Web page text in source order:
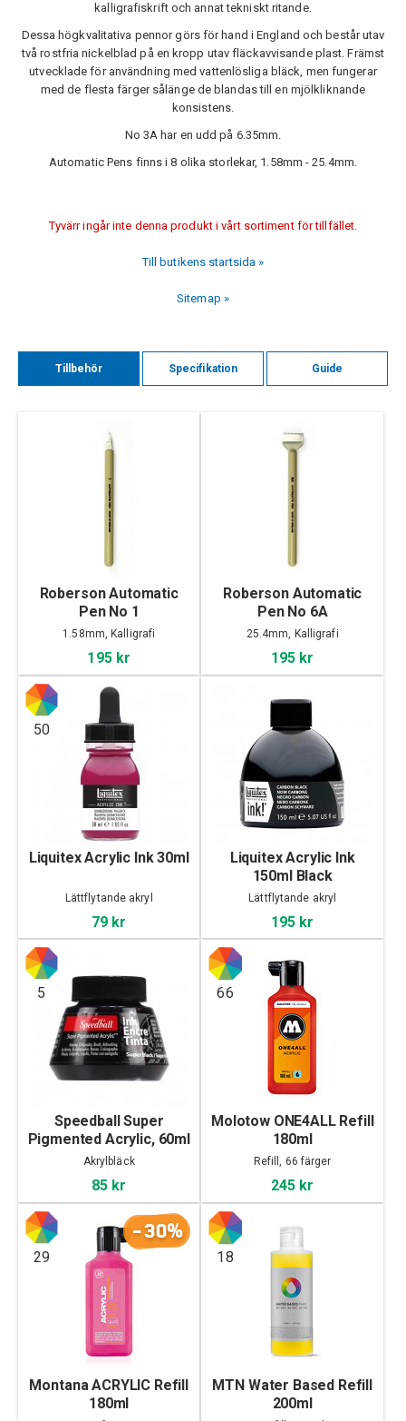
kalligrafiskrift och annat tekniskt ritande.
Dessa högkvalitativa pennor görs för hand i England och består utav
två rostfria nickelblad på en kropp utav fläckavvisande plast. Främst
utvecklade för användning med vattenlösliga bläck, men fungerar
med de flesta färger sålänge de blandas till en mjölkliknande
konsistens.
No 3A har en udd på 6.35mm.
Automatic Pens finns i 8 olika storlekar, 1.58mm - 25.4mm.
Tyvärr ingår inte denna produkt i vårt sortiment för tillfället.
Till butikens startsida »
Sitemap »
Tillbehör Specifikation Guide
Roberson Automatic
Pen No 1
1.58mm, Kalligrafi
195 kr
Roberson Automatic
Pen No 6A
25.4mm, Kalligrafi
195 kr
50
Liquitex Acrylic Ink 30ml
Lättflytande akryl
79 kr
Liquitex Acrylic Ink
150ml Black
Lättflytande akryl
195 kr
5
Speedball Super
Pigmented Acrylic, 60ml
Akrylbläck
85 kr
66
Molotow ONE4ALL Refill
180ml
Refill, 66 färger
245 kr
-30%
29
Montana ACRYLIC Refill
180ml
18
MTN Water Based Refill
200ml